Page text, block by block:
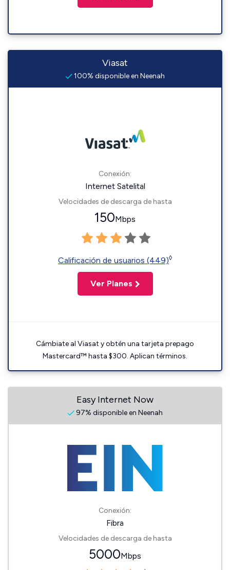
Viasat
100% disponible en Neenah
Conexión:
Internet Satelital
Velocidades de descarga de hasta
150Mbps
Calificación de usuarios (449)◊
Ver Planes
Cámbiate al Viasat y obtén una tarjeta prepago
Mastercard™ hasta $300. Aplican términos.
Easy Internet Now
97% disponible en Neenah
Conexión:
Fibra
Velocidades de descarga de hasta
5000Mbps